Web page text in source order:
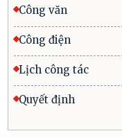
Công văn
Công điện
Lịch công tác
Quyết định